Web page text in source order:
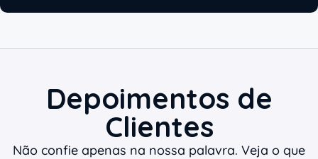
Depoimentos de
Clientes
Não confie apenas na nossa palavra. Veja o que